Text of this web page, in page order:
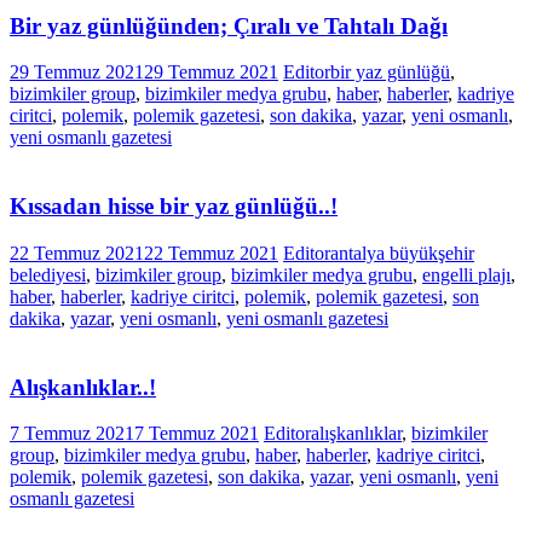
Bir yaz günlüğünden; Çıralı ve Tahtalı Dağı
29 Temmuz 2021 29 Temmuz 2021 Editorbir yaz günlüğü,
bizimkiler group, bizimkiler medya grubu, haber, haberler, kadriye
ciritci, polemik, polemik gazetesi, son dakika, yazar, yeni osmanlı,
yeni osmanlı gazetesi
Kıssadan hisse bir yaz günlüğü..!
22 Temmuz 2021 22 Temmuz 2021 Editorantalya büyükşehir
belediyesi, bizimkiler group, bizimkiler medya grubu, engelli plajı,
haber, haberler, kadriye ciritci, polemik, polemik gazetesi, son
dakika, yazar, yeni osmanlı, yeni osmanlı gazetesi
Alışkanlıklar..!
7 Temmuz 2021 7 Temmuz 2021 Editoralışkanlıklar, bizimkiler
group, bizimkiler medya grubu, haber, haberler, kadriye ciritci,
polemik, polemik gazetesi, son dakika, yazar, yeni osmanlı, yeni
osmanlı gazetesi